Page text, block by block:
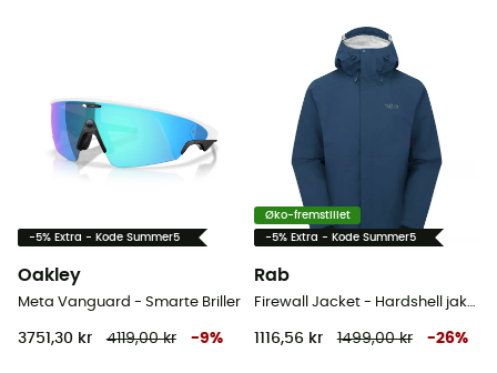
-5% Extra - Kode Summer5
Oakley
Meta Vanguard - Smarte Briller
3751,30 kr 4119,00 kr -9%
Øko-fremstillet
-5% Extra - Kode Summer5
Rab
Firewall Jacket - Hardshell jakke - Herrer
1116,56 kr 1499,00 kr -26%